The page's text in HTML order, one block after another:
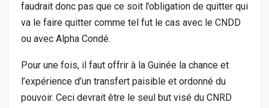
faudrait donc pas que ce soit l’obligation de quitter qui
va le faire quitter comme tel fut le cas avec le CNDD
ou avec Alpha Condé.
Pour une fois, il faut offrir à la Guinée la chance et
l’expérience d’un transfert paisible et ordonné du
pouvoir. Ceci devrait être le seul but visé du CNRD